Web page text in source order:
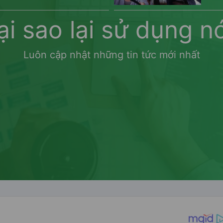
sao lại sử dụng
Luôn cập nhật những tin tức mới nhất